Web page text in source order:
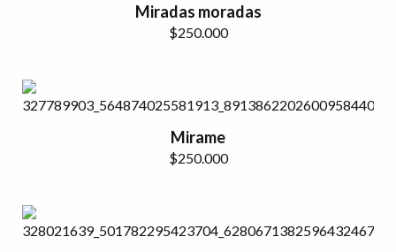
Miradas moradas
$250.000
Mirame
$250.000